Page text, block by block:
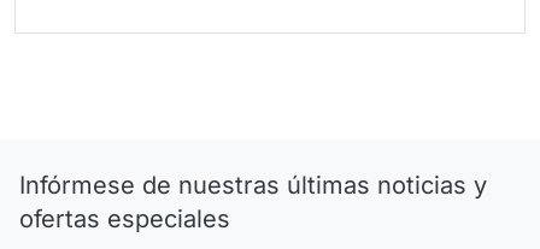
Infórmese de nuestras últimas noticias y
ofertas especiales